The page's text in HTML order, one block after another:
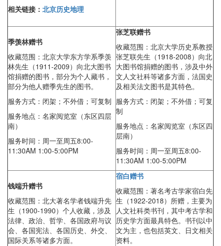
相关链接： 北京历史地理
季羡林赠书
收藏范围：北京大学东方学系季羡
林先生（1911-2009）向北大图书
馆捐赠的图书，部分为个人藏书，
部分为他人赠季先生的图书。
服务方式：闭架；不外借；可复制
服务地点：名家阅览室（东区四层
南）
服务时间： 周一至周五8:00-
11:30AM 1:00-5:00PM
张芝联赠书
收藏范围：北京大学历史系教授
张芝联先生（1918-2008）向北
大图书馆捐赠的图书，涉及中外
文人文社科等诸多方面，法国史
及相关法文图书是其特色。
服务方式：闭架；不外借；可复
制
服务地点：名家阅览室（东区四
层南）
服务时间： 周一至周五8:00-
11:30AM 1:00-5:00PM
钱端升赠书
收藏范围：北大著名学者钱端升先
生（1900-1990）个人收藏，涉及
法律、政治、哲学、各国政府与议
会、各国宪法、各国历史、外交、
国际关系等诸多方面。
宿白赠书
收藏范围：著名考古学家宿白先
生（1922-2018）所赠，主要为
人文社科类书刊，其中考古学和
历史学方面最具特色。书刊以中
文为主，也包括英文、日文相关
资料。